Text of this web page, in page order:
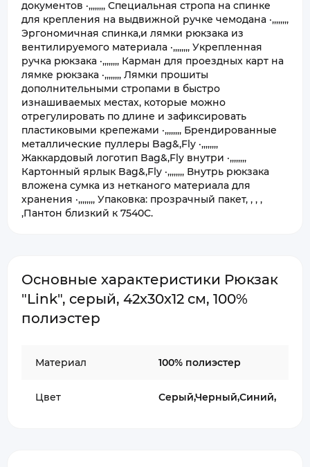
документов ·,,,,,,,, Специальная стропа на спинке
для крепления на выдвижной ручке чемодана ·,,,,,,,,
Эргономичная спинка,и лямки рюкзака из
вентилируемого материала ·,,,,,,,, Укрепленная
ручка рюкзака ·,,,,,,,, Карман для проездных карт на
лямке рюкзака ·,,,,,,,, Лямки прошиты
дополнительными стропами в быстро
изнашиваемых местах, которые можно
отрегулировать по длине и зафиксировать
пластиковыми крепежами ·,,,,,,,, Брендированные
металлические пуллеры Bag&,Fly ·,,,,,,,,
Жаккардовый логотип Bag&,Fly внутри ·,,,,,,,,
Картонный ярлык Bag&,Fly ·,,,,,,,, Внутрь рюкзака
вложена сумка из нетканого материала для
хранения ·,,,,,,,, Упаковка: прозрачный пакет, , , ,
,Пантон близкий к 7540С.
Основные характеристики Рюкзак
"Link", cерый, 42х30х12 см, 100%
полиэстер
Материал 100% полиэстер
Цвет Серый,Черный,Синий,